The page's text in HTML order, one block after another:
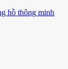
hồ thông minh